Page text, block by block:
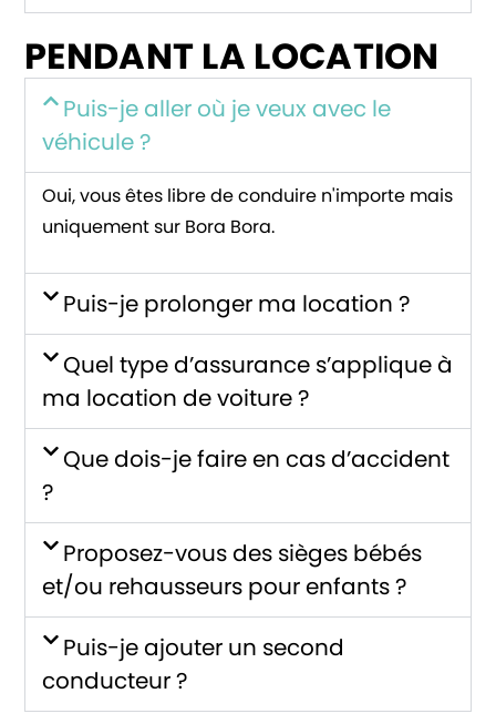
PENDANT LA LOCATION
Puis-je aller où je veux avec le
véhicule ?
Oui, vous êtes libre de conduire n'importe mais
uniquement sur Bora Bora.
Puis-je prolonger ma location ?
Quel type d’assurance s’applique à
ma location de voiture ?
Que dois-je faire en cas d’accident
?
Proposez-vous des sièges bébés
et/ou rehausseurs pour enfants ?
Puis-je ajouter un second
conducteur ?